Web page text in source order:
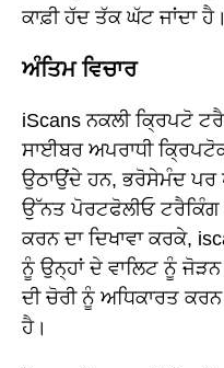
ਕਾਫ਼ੀ ਹੱਦ ਤੱਕ ਘੱਟ ਜਾਂਦਾ ਹੈ।
ਅੰਤਿਮ ਵਿਚਾਰ
iScans ਨਕਲੀ ਕ੍ਰਿਪਟੋ
ਸਾਈਬਰ ਅਪਰਾਧੀ
ਉਠਾਉਂਦੇ ਹਨ, ਭਰੋਸੇਮੰਦ ਪਰ
ਉੱਨਤ ਪੋਰਟਫੋਲੀਓ ਟਰੈਕਿੰਗ
ਕਰਨ ਦਾ ਦਿਖਾਵਾ ਕਰਕੇ,
ਨੂੰ ਉਨ੍ਹਾਂ ਦੇ ਵਾਲਿਟ ਨੂੰ
ਦੀ ਚੋਰੀ ਨੂੰ ਅਧਿਕਾਰਤ
ਹੈ।